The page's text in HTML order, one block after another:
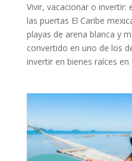
Vivir, vacacionar o invertir:
las puertas El Caribe
playas de arena blanca y
convertido en uno de los
invertir en bienes raíces